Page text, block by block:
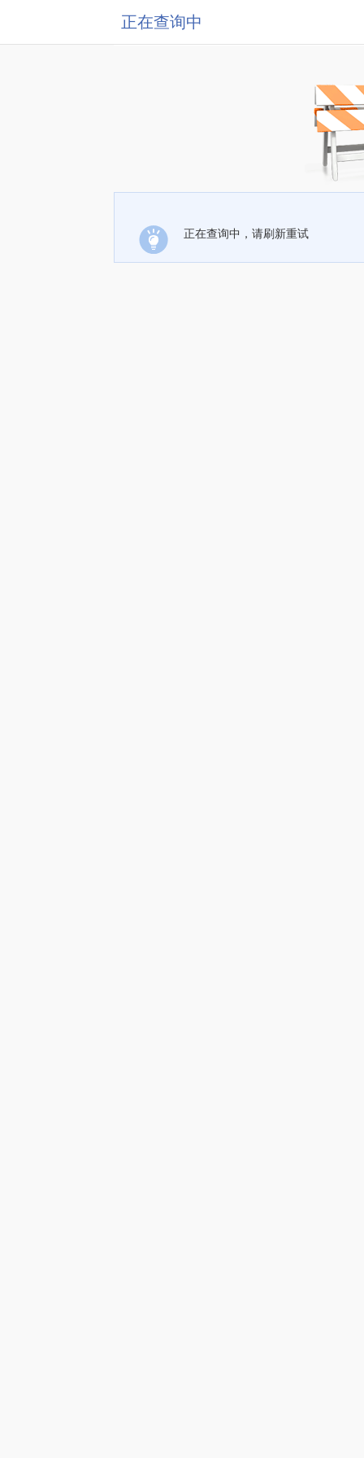
正在查询中
正在查询中，请刷新重试